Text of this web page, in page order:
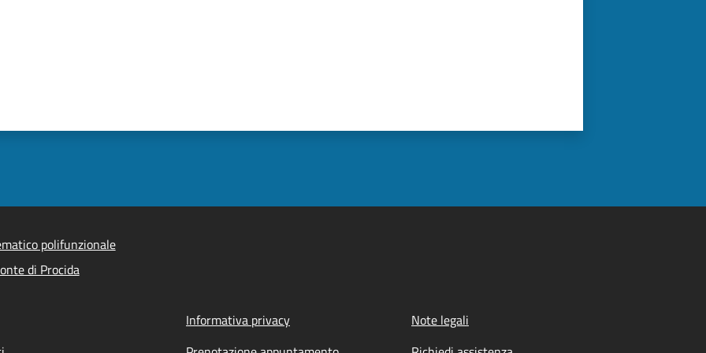
polifunzionale
di Procida
Informativa privacy
Note legali